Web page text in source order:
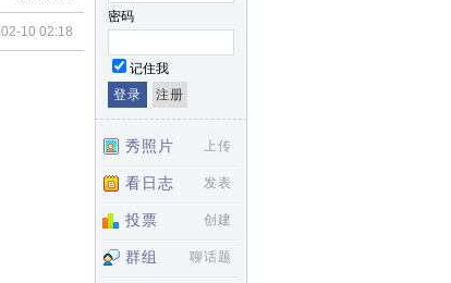
02-10 02:18
密码
记住我
秀照片 上传
看日志 发表
投票 创建
群组 聊话题